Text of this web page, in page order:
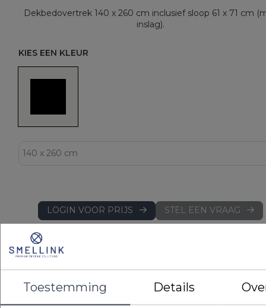
Dekbedovertrek 140 x 260 cm inclusief sloop 61 x 71 cm
inslag).
KIES EEN KLEUR
LOGIN VOOR PRIJS STEL EEN VRAAG
DETAILS
Artikelnummer
DBS600 WI 140
Toestemming Details